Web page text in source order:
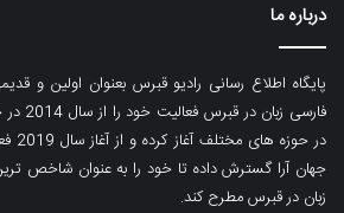
درباره ما
پایگاه اطلاع رسانی رادیو قبرس بعنوان اولین و
فارسی
در
جهان آرا گسترش داده تا خود را به عنوان شاخص
زبان در قبرس مطرح کند.